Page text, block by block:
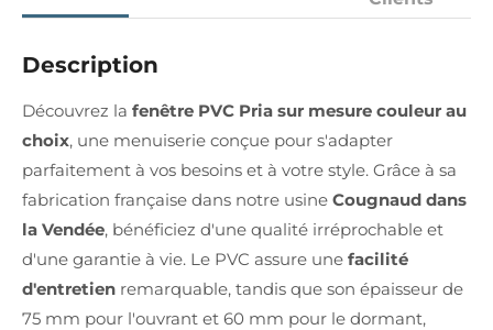
Description
Découvrez la fenêtre PVC Pria sur mesure couleur au
choix, une menuiserie conçue pour s'adapter
parfaitement à vos besoins et à votre style. Grâce à sa
fabrication française dans notre usine Cougnaud dans
la Vendée, bénéficiez d'une qualité irréprochable et
d'une garantie à vie. Le PVC assure une facilité
d'entretien remarquable, tandis que son épaisseur de
75 mm pour l'ouvrant et 60 mm pour le dormant,